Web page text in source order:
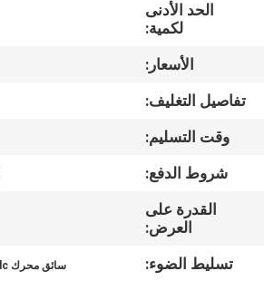
في
المعمل
ضبط
الجودة
اتصل
الحد الأدنى
لكمية:
الأسعار:
تفاصيل التغليف:
وقت التسليم:
شروط الدفع:
القدرة على
العرض:
تسليط الضوء: سائق محرك bldc ، سائق محرك بدون فرش